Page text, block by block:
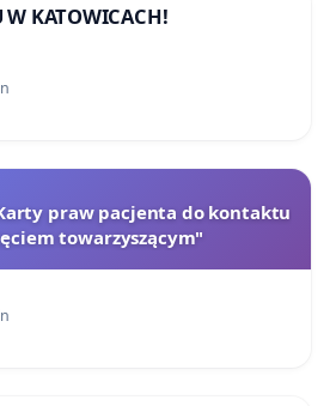
W KATOWICACH!
praw pacjenta do kontaktu
towarzyszącym"